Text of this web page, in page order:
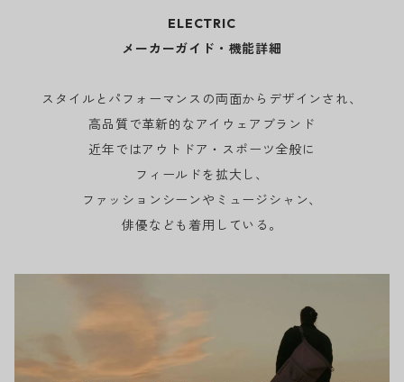
ELECTRIC
メーカーガイド・機能詳細
スタイルとパフォーマンスの両面からデザインされ、
高品質で革新的なアイウェアブランド
近年ではアウトドア・スポーツ全般に
フィールドを拡大し、
ファッションシーンやミュージシャン、
俳優なども着用している。